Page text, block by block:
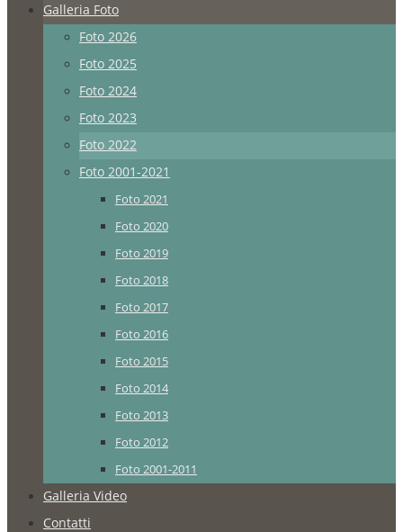
Galleria Foto
Foto 2026
Foto 2025
Foto 2024
Foto 2023
Foto 2022
Foto 2001-2021
Foto 2021
Foto 2020
Foto 2019
Foto 2018
Foto 2017
Foto 2016
Foto 2015
Foto 2014
Foto 2013
Foto 2012
Foto 2001-2011
Galleria Video
Contatti